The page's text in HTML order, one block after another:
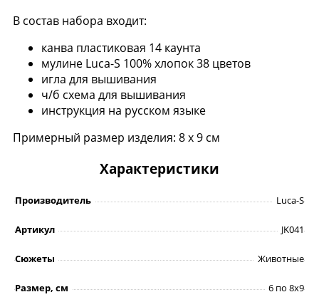
В состав набора входит:
канва пластиковая 14 каунта
мулине Luca-S 100% хлопок 38 цветов
игла для вышивания
ч/б схема для вышивания
инструкция на русском языке
Примерный размер изделия: 8 х 9 см
Характеристики
Производитель Luca-S
Артикул JK041
Сюжеты Животные
Размер, см 6 по 8х9